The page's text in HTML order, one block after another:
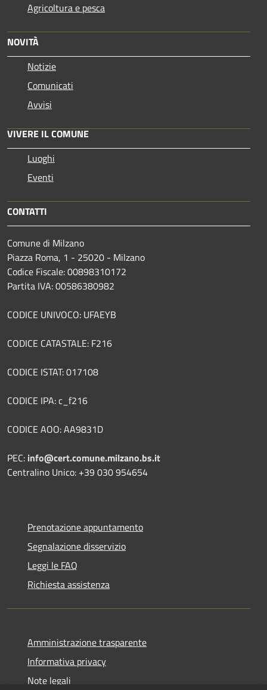
Agricoltura e pesca
NOVITÀ
Notizie
Comunicati
Avvisi
VIVERE IL COMUNE
Luoghi
Eventi
CONTATTI
Comune di Milzano
Piazza Roma, 1 - 25020 - Milzano
Codice Fiscale: 00898310172
Partita IVA: 00586380982
CODICE UNIVOCO: UFAEYB
CODICE CATASTALE: F216
CODICE ISTAT: 017108
CODICE IPA: c_f216
CODICE AOO: AA9831D
PEC: info@cert.comune.milzano.bs.it
Centralino Unico: +39 030 954654
Prenotazione appuntamento
Segnalazione disservizio
Leggi le FAQ
Richiesta assistenza
Amministrazione trasparente
Informativa privacy
Note legali